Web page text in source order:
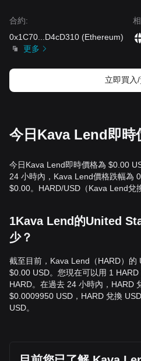
合約:
0x1C70
D4cD310 (Ethereum)
更多
立即買入/
今日Kava Lend即時
今日Kava Lend即時價格為 $0.00
24 小時內，Kava Lend價格跌幅為
$0.00。HARD/USD（Kava Lend兌
1Kava Lend的United
少？
截至目前，Kava Lend（HARD）的
$0.00 USD。您現在可以用 1
HARD。在過去 24 小時內，HARD
$0.0009950 USD，HARD 兌換
USD。